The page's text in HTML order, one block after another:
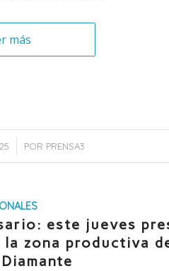
más
POR PRENSA3
este jueves
zona productiva